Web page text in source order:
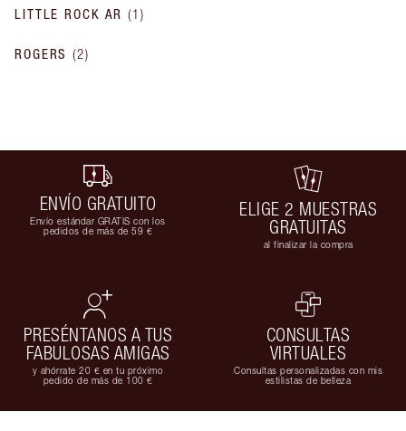
LITTLE ROCK AR (1)
ROGERS (2)
ENVÍO GRATUITO
Envío estándar GRATIS con los
pedidos de más de 59 €
ELIGE 2 MUESTRAS
GRATUITAS
al finalizar la compra
PRESÉNTANOS A TUS
FABULOSAS AMIGAS
y ahórrate 20 € en tu próximo
pedido de más de 100 €
CONSULTAS
VIRTUALES
Consultas personalizadas con mis
estilistas de belleza